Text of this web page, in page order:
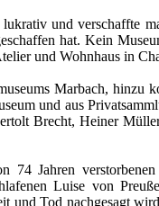
und verschaffte
hat. Kein
und Wohnhaus in
Marbach, hinzu
und aus
Brecht, Heiner
Jahren
Luise von
und Tod nachgesagt